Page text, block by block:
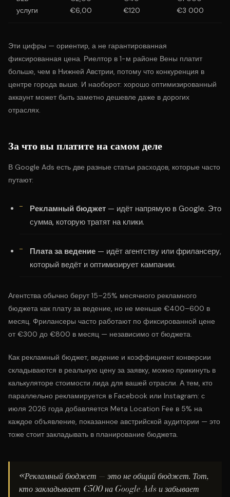
услуги
€6,00
€120
€3 000
Эти цифры — ориентир, а не гарантированная
фиксированная цена. Риелтор в 1-м районе Вены платит
больше, чем в Нижней Австрии, потому что конкуренция в
центре города выше. И наоборот: хорошо оптимизированный
аккаунт может быть заметно дешевле даже в дорогих
отраслях.
За что вы платите на самом деле
В Google Ads есть две разные статьи расходов, которые часто
путают:
Рекламный бюджет — идёт напрямую в Google. Это
сумма, которую тратят на клики.
Плата за ведение — идёт агентству или фрилансеру,
который ведёт и оптимизирует кампании.
Агентства обычно берут 15–25% месячного рекламного
бюджета как плату за ведение, но не меньше €400–600 в
месяц. Фрилансеры часто работают по фиксированной цене
от €300 до €800 в месяц — независимо от бюджета.
Как рекламный бюджет, ведение и коэффициент конверсии
складываются в реальную цену за заявку, можно прикинуть в
калькуляторе стоимости лида для вашей отрасли. А тем, кто
параллельно рекламируется в Facebook или Instagram: с
июля 2026 года добавляется Meta Location Fee в 5% на
каждое объявление, показанное австрийской аудитории — это
тоже стоит закладывать в планирование бюджета.
«Рекламный бюджет — это не общий бюджет. Тот,
кто закладывает €500 на Google Ads и забывает